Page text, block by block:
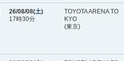
26/08/08(土)
17時30分
TOYOTA ARENA TO
KYO
(東京)